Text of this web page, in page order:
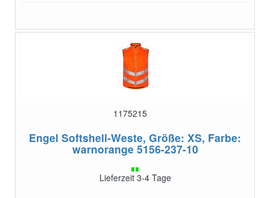
1175215
Engel Softshell-Weste, Größe: XS, Farbe:
warnorange 5156-237-10
Lieferzeit 3-4 Tage